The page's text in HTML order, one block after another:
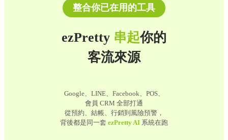
整合你已在用的工具
ezPretty 串起你的
客流來源
Google、LINE、Facebook、POS、
會員 CRM 全部打通
從預約、結帳、行銷到風險預警，
背後都是同一套 ezPretty AI 系統在跑